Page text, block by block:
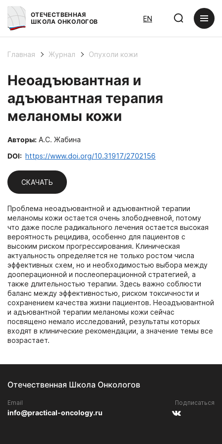
ОТЕЧЕСТВЕННАЯ
ШКОЛА ОНКОЛОГОВ
EN
Главная Журнал Опухоли кожи
Неоадъювантная и
адъювантная терапия
меланомы кожи
Авторы: А.С. Жабина
DOI: https://www.doi.org/10.31917/2702156
СКАЧАТЬ
Проблема неоадъювантной и адъювантной терапии
меланомы кожи остается очень злободневной, потому
что даже после радикального лечения остается высокая
вероятность рецидива, особенно для пациентов с
высоким риском прогрессирования. Клиническая
актуальность определяется не только ростом числа
эффективных схем, но и необходимостью выбора между
дооперационной и послеоперационной стратегией, а
также длительностью терапии. Здесь важно соблюсти
баланс между эффективностью, риском токсичности и
сохранением качества жизни пациентов. Неоадъювантной
и адъювантной терапии меланомы кожи сейчас
посвящено немало исследований, результаты которых
входят в клинические рекомендации, а значение темы все
возрастает.
Отечественная Школа Онкологов
Email
info@practical-oncology.ru
Подписаться